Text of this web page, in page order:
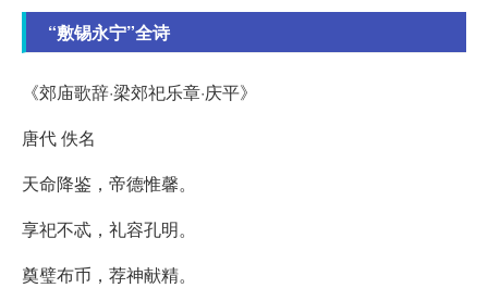
“敷锡永宁”全诗
《郊庙歌辞·梁郊祀乐章·庆平》
唐代 佚名
天命降鉴，帝德惟馨。
享祀不忒，礼容孔明。
奠璧布币，荐神献精。